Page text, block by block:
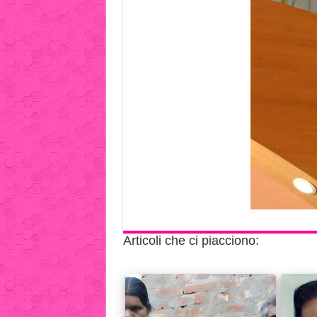
Articoli che ci piacciono: